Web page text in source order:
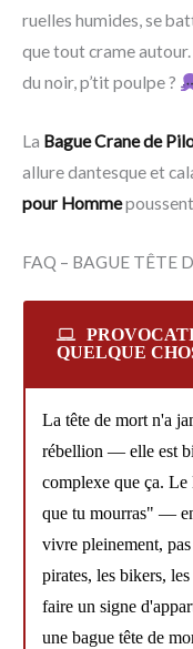
ruelles humides, se
que tout crame autour.
du noir, p’tit poulpe ?
La Bague Crane de
allure dantesque et
pour Homme
FAQ – BAGUE TÊTE
QUELQUE
La tête de mort n'a
rébellion — elle est
complexe que ça.
que tu mourras" —
vivre pleinement,
pirates, les bikers,
faire un signe
une bague tête de